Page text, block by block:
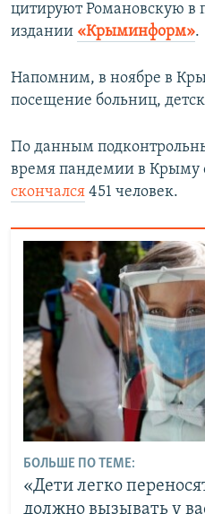
цитируют Романовскую в
издании «Крыминформ».
Напомним, в ноябре в
посещение больниц,
По данным
время пандемии в Крыму
скончался 451 человек.
БОЛЬШЕ ПО ТЕМЕ:
«Дети легко
должно вызывать у